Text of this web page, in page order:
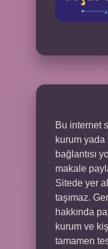
Bu internet
kurum yada
bağlantısı
makale
Sitede yer
taşımaz.
hakkında
kurum ve
tamamen